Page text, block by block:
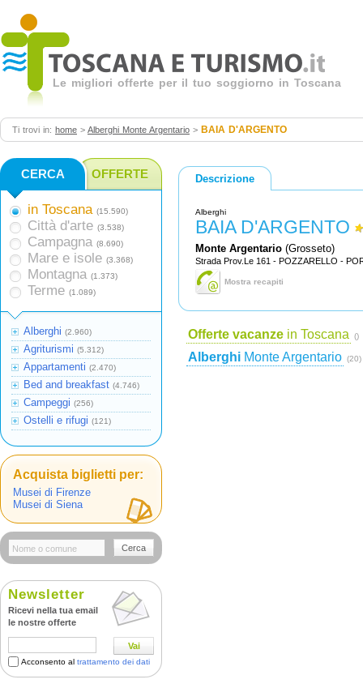
Le migliori offerte per il tuo soggiorno in Toscana
Ti trovi in: home > Alberghi Monte Argentario > BAIA D'ARGENTO
Descrizione
Alberghi
BAIA D'ARGENTO
Monte Argentario (Grosseto)
Strada Prov.Le 161 - POZZARELLO -
Mostra recapiti
Offerte vacanze in Toscana ()
Alberghi Monte Argentario (20)
CERCA OFFERTE
in Toscana (15.590)
Città d'arte (3.538)
Campagna (8.690)
Mare e isole (3.368)
Montagna (1.373)
Terme (1.089)
Alberghi (2.960)
Agriturismi (5.312)
Appartamenti (2.470)
Bed and breakfast (4.746)
Campeggi (256)
Ostelli e rifugi (121)
Acquista biglietti per:
Musei di Firenze
Musei di Siena
Cerca
Newsletter
Ricevi nella tua email
le nostre offerte
Vai
Acconsento al trattamento dei dati